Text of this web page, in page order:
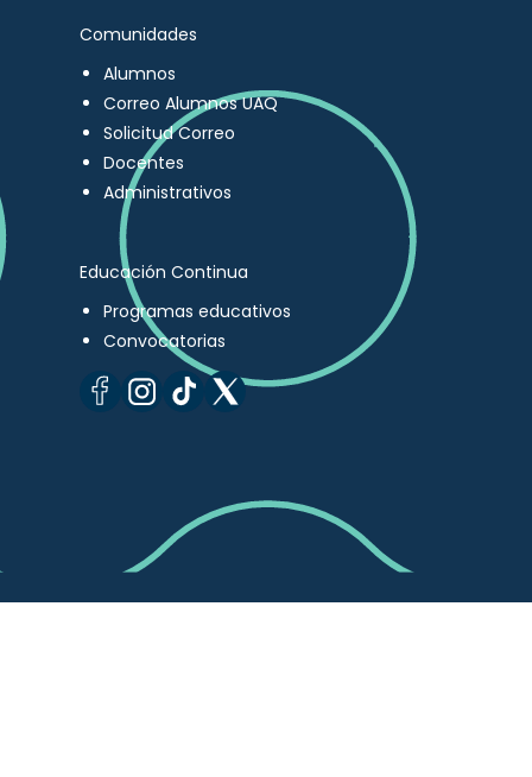
Comunidades
Alumnos
Correo Alumnos UAQ
Solicitud Correo
Docentes
Administrativos
Educación Continua
Programas educativos
Convocatorias